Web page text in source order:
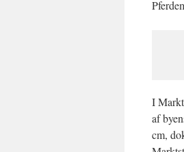
I
af
cm,